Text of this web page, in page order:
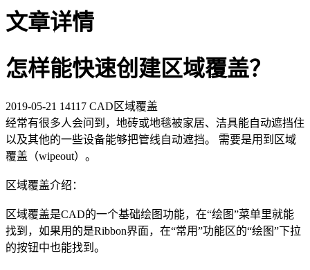
文章详情
怎样能快速创建区域覆盖？
2019-05-21 14117 CAD区域覆盖
经常有很多人会问到，地砖或地毯被家居、洁具能自动遮挡住
以及其他的一些设备能够把管线自动遮挡。 需要是用到区域
覆盖（wipeout）。
区域覆盖介绍：
区域覆盖是CAD的一个基础绘图功能，在“绘图”菜单里就能
找到，如果用的是Ribbon界面，在“常用”功能区的“绘图”下拉
的按钮中也能找到。